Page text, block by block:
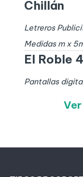
Chillán
Letreros
Medidas m x 5
El Roble
Pantallas